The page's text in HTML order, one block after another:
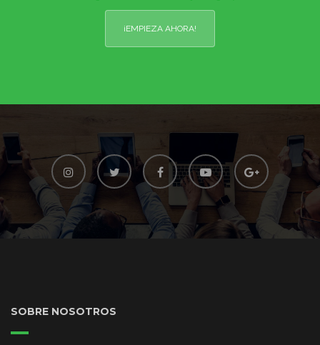
¡EMPIEZA AHORA!
SOBRE NOSOTROS